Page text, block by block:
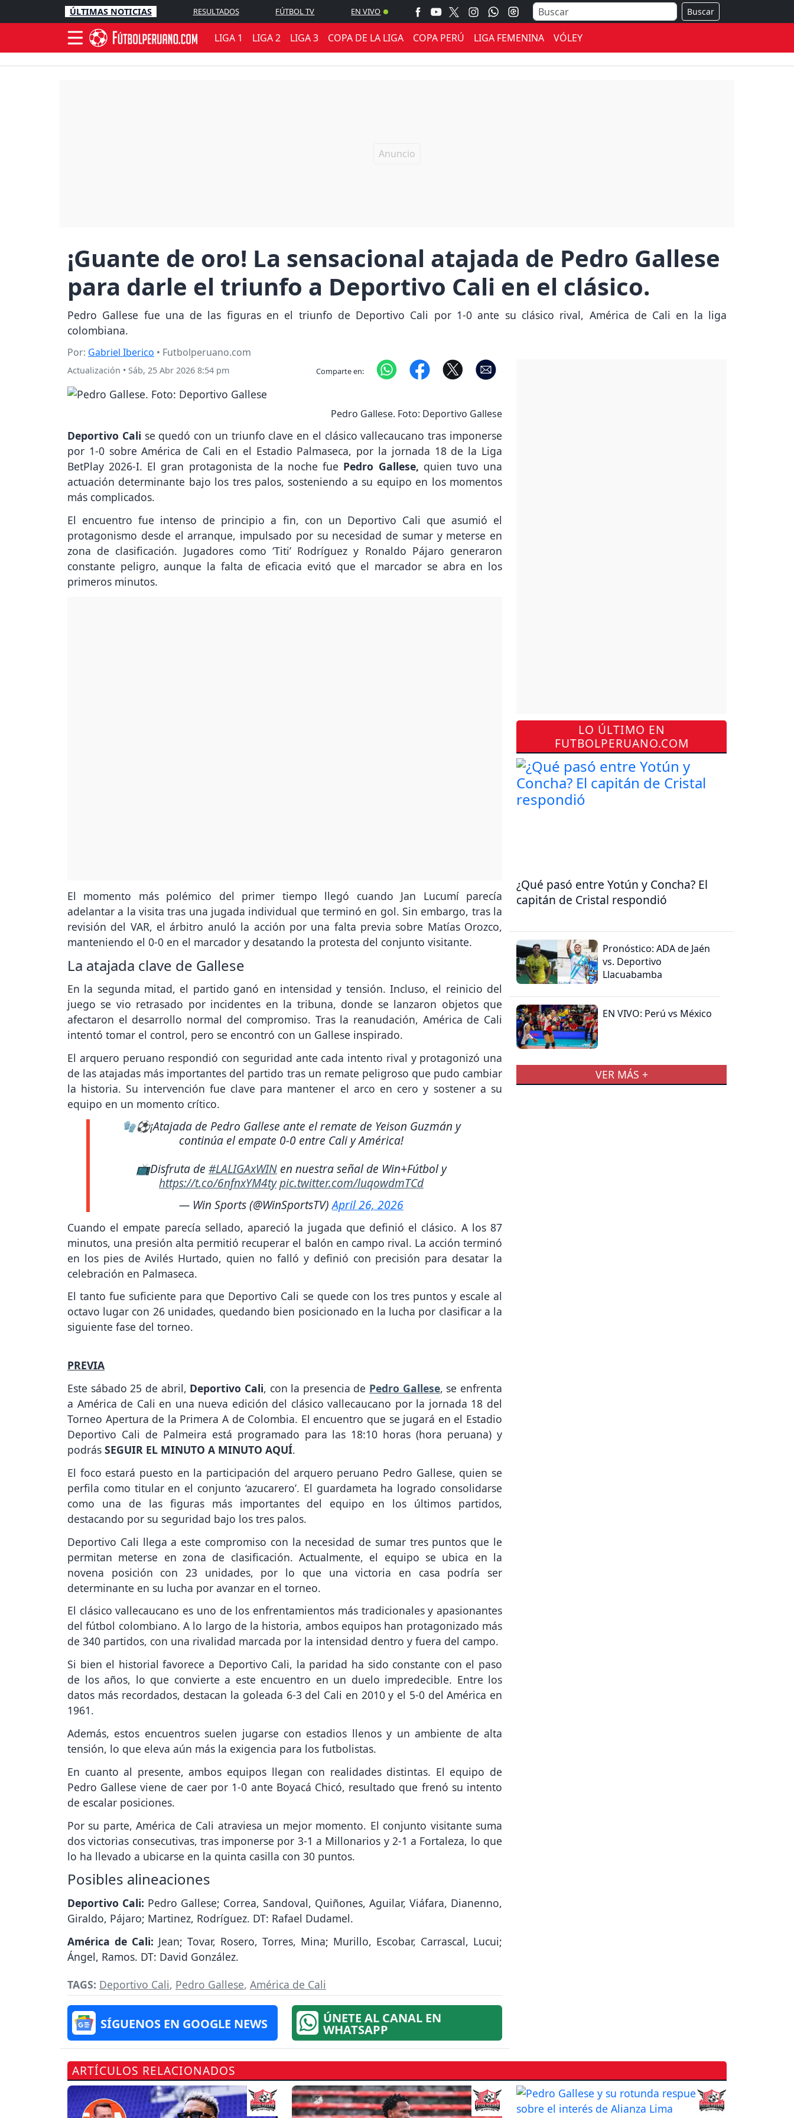
ÚLTIMAS NOTICIAS RESULTADOS FÚTBOL TV EN VIVO Buscar
LIGA 1 LIGA 2 LIGA 3 COPA DE LA LIGA COPA PERÚ LIGA FEMENINA VÓLEY
¡Guante de oro! La sensacional atajada de Pedro Gallese
para darle el triunfo a Deportivo Cali en el clásico.
Pedro Gallese fue una de las figuras en el triunfo de Deportivo Cali por 1-0 ante su clásico rival, América de Cali en la liga
colombiana.
Por: Gabriel Iberico • Futbolperuano.com
Actualización • Sáb, 25 Abr 2026 8:54 pm Comparte en:
Pedro Gallese. Foto: Deportivo Gallese
Deportivo Cali se quedó con un triunfo clave en el clásico vallecaucano tras imponerse
por 1-0 sobre América de Cali en el Estadio Palmaseca, por la jornada 18 de la Liga
BetPlay 2026-I. El gran protagonista de la noche fue Pedro Gallese, quien tuvo una
actuación determinante bajo los tres palos, sosteniendo a su equipo en los momentos
más complicados.
El encuentro fue intenso de principio a fin, con un Deportivo Cali que asumió el
protagonismo desde el arranque, impulsado por su necesidad de sumar y meterse en
zona de clasificación. Jugadores como ‘Titi’ Rodríguez y Ronaldo Pájaro generaron
constante peligro, aunque la falta de eficacia evitó que el marcador se abra en los
primeros minutos.
El momento más polémico del primer tiempo llegó cuando Jan Lucumí parecía
adelantar a la visita tras una jugada individual que terminó en gol. Sin embargo, tras la
revisión del VAR, el árbitro anuló la acción por una falta previa sobre Matías Orozco,
manteniendo el 0-0 en el marcador y desatando la protesta del conjunto visitante.
La atajada clave de Gallese
En la segunda mitad, el partido ganó en intensidad y tensión. Incluso, el reinicio del
juego se vio retrasado por incidentes en la tribuna, donde se lanzaron objetos que
afectaron el desarrollo normal del compromiso. Tras la reanudación, América de Cali
intentó tomar el control, pero se encontró con un Gallese inspirado.
El arquero peruano respondió con seguridad ante cada intento rival y protagonizó una
de las atajadas más importantes del partido tras un remate peligroso que pudo cambiar
la historia. Su intervención fue clave para mantener el arco en cero y sostener a su
equipo en un momento crítico.
🧤⚽¡Atajada de Pedro Gallese ante el remate de Yeison Guzmán y
continúa el empate 0-0 entre Cali y América!
📺Disfruta de #LALIGAxWIN en nuestra señal de Win+Fútbol y
https://t.co/6nfnxYM4typic.twitter.com/luqowdmTCd
— Win Sports (@WinSportsTV)April 26, 2026
Cuando el empate parecía sellado, apareció la jugada que definió el clásico. A los 87
minutos, una presión alta permitió recuperar el balón en campo rival. La acción terminó
en los pies de Avilés Hurtado, quien no falló y definió con precisión para desatar la
celebración en Palmaseca.
El tanto fue suficiente para que Deportivo Cali se quede con los tres puntos y escale al
octavo lugar con 26 unidades, quedando bien posicionado en la lucha por clasificar a la
siguiente fase del torneo.
PREVIA
Este sábado 25 de abril, Deportivo Cali, con la presencia de Pedro Gallese, se enfrenta
a América de Cali en una nueva edición del clásico vallecaucano por la jornada 18 del
Torneo Apertura de la Primera A de Colombia. El encuentro que se jugará en el Estadio
Deportivo Cali de Palmeira está programado para las 18:10 horas (hora peruana) y
podrás SEGUIR EL MINUTO A MINUTO AQUÍ.
El foco estará puesto en la participación del arquero peruano Pedro Gallese, quien se
perfila como titular en el conjunto ‘azucarero’. El guardameta ha logrado consolidarse
como una de las figuras más importantes del equipo en los últimos partidos,
destacando por su seguridad bajo los tres palos.
Deportivo Cali llega a este compromiso con la necesidad de sumar tres puntos que le
permitan meterse en zona de clasificación. Actualmente, el equipo se ubica en la
novena posición con 23 unidades, por lo que una victoria en casa podría ser
determinante en su lucha por avanzar en el torneo.
El clásico vallecaucano es uno de los enfrentamientos más tradicionales y apasionantes
del fútbol colombiano. A lo largo de la historia, ambos equipos han protagonizado más
de 340 partidos, con una rivalidad marcada por la intensidad dentro y fuera del campo.
Si bien el historial favorece a Deportivo Cali, la paridad ha sido constante con el paso
de los años, lo que convierte a este encuentro en un duelo impredecible. Entre los
datos más recordados, destacan la goleada 6-3 del Cali en 2010 y el 5-0 del América en
1961.
Además, estos encuentros suelen jugarse con estadios llenos y un ambiente de alta
tensión, lo que eleva aún más la exigencia para los futbolistas.
En cuanto al presente, ambos equipos llegan con realidades distintas. El equipo de
Pedro Gallese viene de caer por 1-0 ante Boyacá Chicó, resultado que frenó su intento
de escalar posiciones.
Por su parte, América de Cali atraviesa un mejor momento. El conjunto visitante suma
dos victorias consecutivas, tras imponerse por 3-1 a Millonarios y 2-1 a Fortaleza, lo que
lo ha llevado a ubicarse en la quinta casilla con 30 puntos.
Posibles alineaciones
Deportivo Cali: Pedro Gallese; Correa, Sandoval, Quiñones, Aguilar, Viáfara, Dianenno,
Giraldo, Pájaro; Martinez, Rodríguez. DT: Rafael Dudamel.
América de Cali: Jean; Tovar, Rosero, Torres, Mina; Murillo, Escobar, Carrascal, Lucui;
Ángel, Ramos. DT: David González.
TAGS: Deportivo Cali, Pedro Gallese, América de Cali
SÍGUENOS EN GOOGLE NEWS ÚNETE AL CANAL EN
WHATSAPP
LO ÚLTIMO EN
FUTBOLPERUANO.COM
¿Qué pasó entre Yotún y Concha? El
capitán de Cristal respondió
Pronóstico: ADA de Jaén
vs. Deportivo
Llacuabamba
EN VIVO: Perú vs México
VER MÁS +
ARTÍCULOS RELACIONADOS